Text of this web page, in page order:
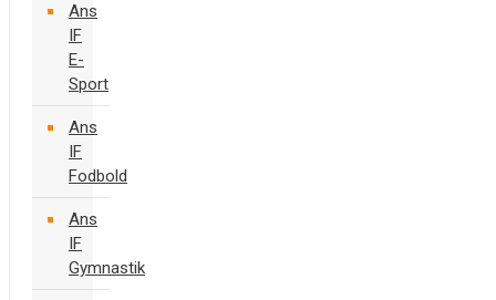
Ans
IF
E-
Sport
Ans
IF
Fodbold
Ans
IF
Gymnastik